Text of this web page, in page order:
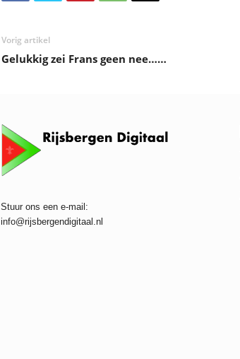
Vorig artikel
Gelukkig zei Frans geen nee……
Stuur ons een e-mail:
info@rijsbergendigitaal.nl